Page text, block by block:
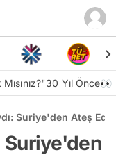
30 Yıl Önce👀
Suriye'den Ateş
Suriye'den